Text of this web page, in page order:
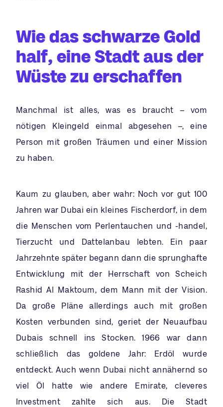
Wie das schwarze Gold
half, eine Stadt aus der
Wüste zu erschaffen
Manchmal ist alles, was es braucht – vom
nötigen Kleingeld einmal abgesehen –, eine
Person mit großen Träumen und einer Mission
zu haben.
Kaum zu glauben, aber wahr: Noch vor gut 100
Jahren war Dubai ein kleines Fischerdorf, in dem
die Menschen vom Perlentauchen und -handel,
Tierzucht und Dattelanbau lebten. Ein paar
Jahrzehnte später begann dann die sprunghafte
Entwicklung mit der Herrschaft von Scheich
Rashid Al Maktoum, dem Mann mit der Vision.
Da große Pläne allerdings auch mit großen
Kosten verbunden sind, geriet der Neuaufbau
Dubais schnell ins Stocken. 1966 war dann
schließlich das goldene Jahr: Erdöl wurde
entdeckt. Auch wenn Dubai nicht annähernd so
viel Öl hatte wie andere Emirate, cleveres
Investment zahlte sich aus. Die Stadt